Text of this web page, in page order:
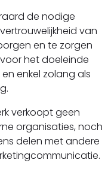
de nodige
van
en te zorgen
het doeleinde
enkel zolang als
verkoopt geen
organisaties, noch
delen met andere